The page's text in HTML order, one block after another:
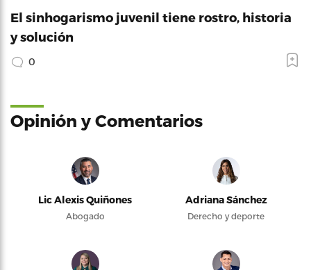
El sinhogarismo juvenil tiene rostro, historia
y solución
0
Opinión y Comentarios
Lic Alexis Quiñones
Abogado
Adriana Sánchez
Derecho y deporte